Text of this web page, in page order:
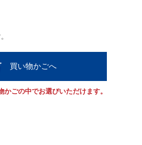
買い物かごへ
ごの中でお選びいただけます。